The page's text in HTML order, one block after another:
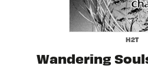
H2T
Wandering